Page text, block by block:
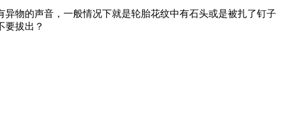
物的声音，一般情况下就是轮胎花纹中有石头或是被扎了钉子
要拔出？